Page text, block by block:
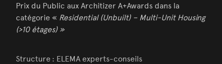
Prix du Public aux Architizer A+Awards dans la
catégorie « Residential (Unbuilt) – Multi-Unit Housing
(>10 étages) »
Structure : ELEMA experts-conseils